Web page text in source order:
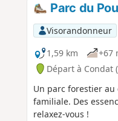
Parc du
Visorandonneur
1,59 km
+67
Départ à Condat
Un parc forestier
familiale. Des
relaxez-vous !